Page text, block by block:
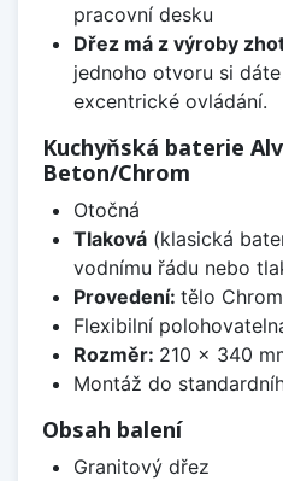
pracovní desku
Dřez má z výroby
jednoho otvoru si
excentrické ovládání.
Kuchyňská baterie
Beton/Chrom
Otočná
Tlaková(klasická
vodnímu řádu nebo
Provedení: tělo
Flexibilní
Rozměr: 210 x 340
Montáž do
Obsah balení
Granitový dřez